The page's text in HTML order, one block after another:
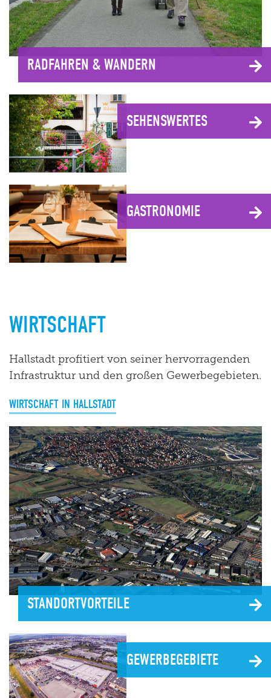
RADFAHREN & WANDERN
SEHENSWERTES
GASTRONOMIE
WIRTSCHAFT
Hallstadt profitiert von seiner hervorragenden
Infrastruktur und den großen Gewerbegebieten.
WIRTSCHAFT IN HALLSTADT
STANDORTVORTEILE
GEWERBEGEBIETE